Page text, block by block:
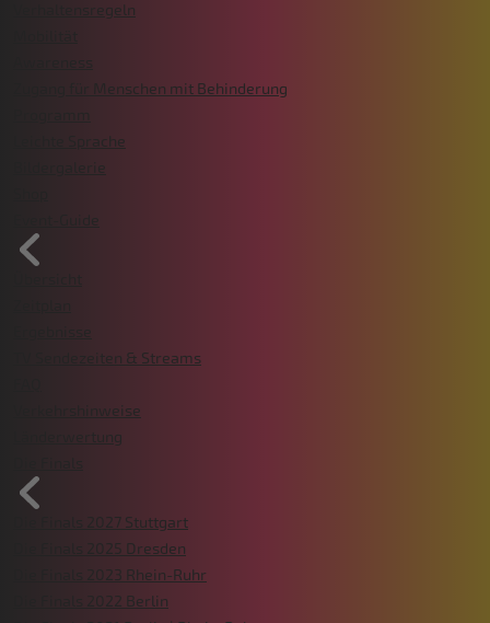
Verhaltensregeln
Zugang für Menschen mit Behinderung
Leichte Sprache
Bildergalerie
TV Sendezeiten & Streams
Verkehrshinweise
Länderwertung
Die Finals 2027 Stuttgart
Die Finals 2025 Dresden
Die Finals 2023 Rhein-Ruhr
Die Finals 2022 Berlin